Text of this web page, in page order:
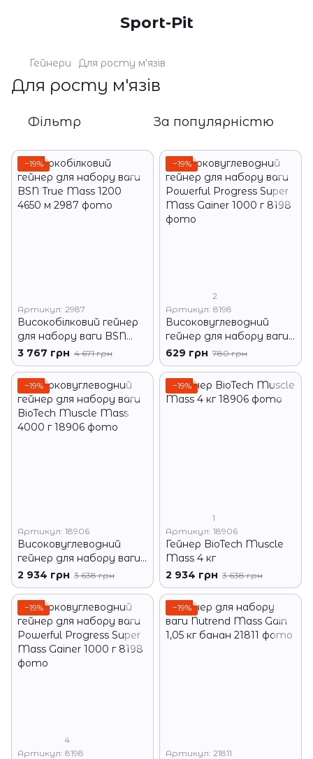
Sport-Pit
Гейнери Для росту м'язів
Для росту м'язів
Фільтр За популярністю
−19%
Артикул: 2987
Високобілковий гейнер
для набору ваги BSN
True Mass 1200 4650 м
3 767 грн 4 671 грн
−19%
2
Артикул: 8198
Високовуглеводний
гейнер для набору ваги
Powerful Progress Super
Mass Gainer 1000 г
629 грн 780 грн
−19%
Артикул: 18906
Високовуглеводний
гейнер для набору ваги
BioTech Muscle Mass
4000 г
2 934 грн 3 638 грн
−19%
1
Артикул: 18906
Гейнер BioTech Muscle
Mass 4 кг
2 934 грн 3 638 грн
−19%
4
Артикул: 8198
−19%
Артикул: 21811